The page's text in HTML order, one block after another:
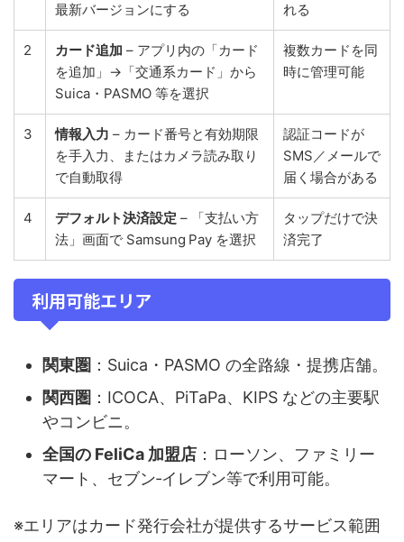
最新バージョンにする
れる
2 カード追加 – アプリ内の「カード
を追加」→「交通系カード」から
Suica・PASMO 等を選択
複数カードを同
時に管理可能
3 情報入力 – カード番号と有効期限
を手入力、またはカメラ読み取り
で自動取得
認証コードが
SMS／メールで
届く場合がある
4 デフォルト決済設定 – 「支払い方
法」画面で Samsung Pay を選択
タップだけで決
済完了
利用可能エリア
関東圏 ：Suica・PASMO の全路線・提携店舗。
関西圏 ：ICOCA、PiTaPa、KIPS などの主要駅
やコンビニ。
全国の FeliCa 加盟店 ：ローソン、ファミリー
マート、セブン‑イレブン等で利用可能。
※エリアはカード発行会社が提供するサービス範囲